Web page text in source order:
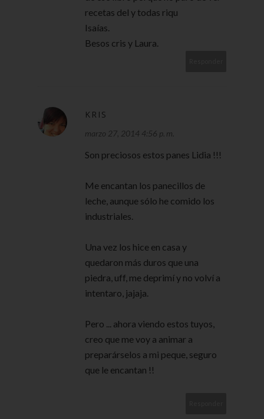
recetas del y todas riqu
Isaías.
Besos cris y Laura.
KRIS
marzo 27, 2014 4:56 p. m.
Son preciosos estos panes Lidia !!!
Me encantan los panecillos de
leche, aunque sólo he comido los
industriales.
Una vez los hice en casa y
quedaron más duros que una
piedra, uff, me deprimí y no volví a
intentaro, jajaja.
Pero ... ahora viendo estos tuyos,
creo que me voy a animar a
preparárselos a mi peque, seguro
que le encantan !!